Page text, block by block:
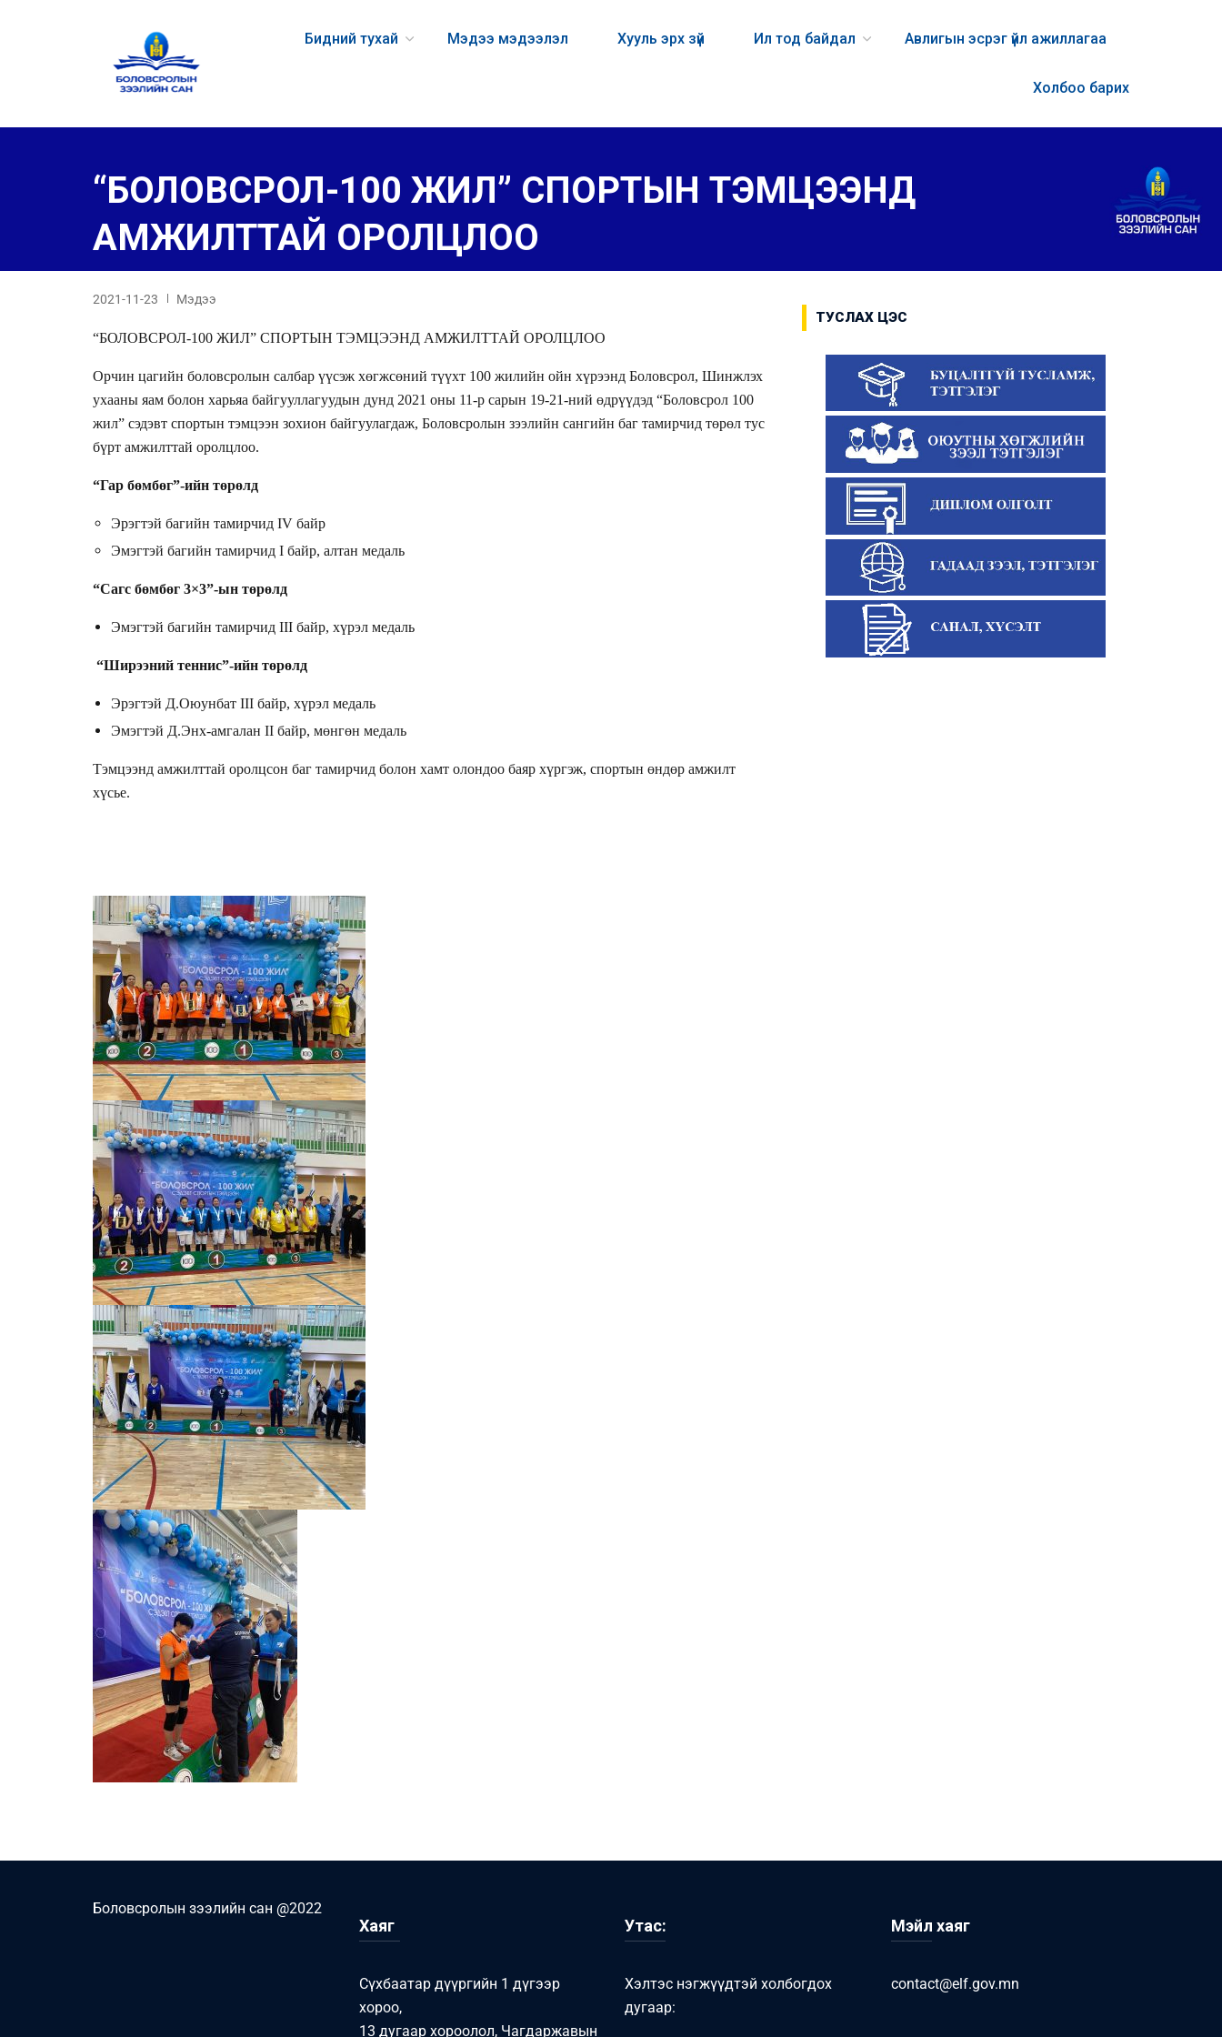
Бидний тухай Мэдээ мэдээлэл Хууль эрх зүй Ил тод байдал Авлигын эсрэг үйл ажиллагаа
Холбоо барих
“БОЛОВСРОЛ-100 ЖИЛ” СПОРТЫН ТЭМЦЭЭНД
АМЖИЛТТАЙ ОРОЛЦЛОО
2021-11-23 Мэдээ
“БОЛОВСРОЛ-100 ЖИЛ” СПОРТЫН ТЭМЦЭЭНД АМЖИЛТТАЙ ОРОЛЦЛОО
Орчин цагийн боловсролын салбар үүсэж хөгжсөний түүхт 100 жилийн ойн хүрээнд Боловсрол, Шинжлэх
ухааны яам болон харьяа байгууллагуудын дунд 2021 оны 11-р сарын 19-21-ний өдрүүдэд “Боловсрол 100
жил” сэдэвт спортын тэмцээн зохион байгуулагдаж, Боловсролын зээлийн сангийн баг тамирчид төрөл тус
бүрт амжилттай оролцлоо.
“Гар бөмбөг”-ийн төрөлд
Эрэгтэй багийн тамирчид IV байр
Эмэгтэй багийн тамирчид I байр, алтан медаль
“Сагс бөмбөг 3×3”-ын төрөлд
Эмэгтэй багийн тамирчид III байр, хүрэл медаль
“Ширээний теннис”-ийн төрөлд
Эрэгтэй Д.Оюунбат III байр, хүрэл медаль
Эмэгтэй Д.Энх-амгалан II байр, мөнгөн медаль
Тэмцээнд амжилттай оролцсон баг тамирчид болон хамт олондоо баяр хүргэж, спортын өндөр амжилт
хүсье.
ТУСЛАХ ЦЭС
Боловсролын зээлийн сан @2022
Хаяг
Сүхбаатар дүүргийн 1 дүгээр
хороо,
13 дугаар хороолол, Чагдаржавын
Утас:
Хэлтэс нэгжүүдтэй холбогдох
дугаар:
Мэйл хаяг
contact@elf.gov.mn